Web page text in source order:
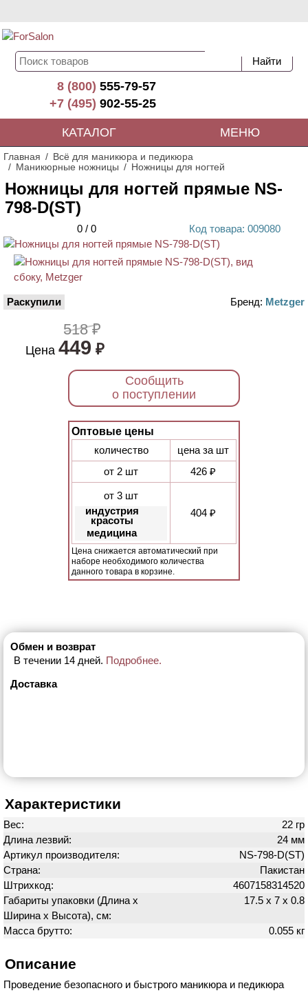
8 (800)555-79-57
+7 (495)902-55-25
КАТАЛОГ МЕНЮ
Главная
Всё для маникюра и педикюра
Маникюрные ножницы
Ножницы для ногтей
Ножницы для ногтей прямые NS-
798-D(ST)
0 / 0 Код товара: 009080
Раскупили Бренд: Metzger
518 ₽
Цена 449 ₽
Сообщить
о поступлении
Оптовые цены
количество
цена за шт
от 2 шт
426 ₽
от 3 шт
индустрия
красоты
медицина
404 ₽
Цена снижается автоматический при
наборе необходимого количества
данного товара в корзине.
Обмен и возврат
В течении 14 дней. Подробнее.
Доставка
Характеристики
Вес:
22 гр
Длина лезвий:
24 мм
Артикул производителя:
NS-798-D(ST)
Страна:
Пакистан
Штрихкод:
4607158314520
Габариты упаковки (Длина х
Ширина х Высота), см:
17.5 х 7 х 0.8
Масса брутто: 0.055 кг
Описание
Проведение безопасного и быстрого маникюра и педикюра